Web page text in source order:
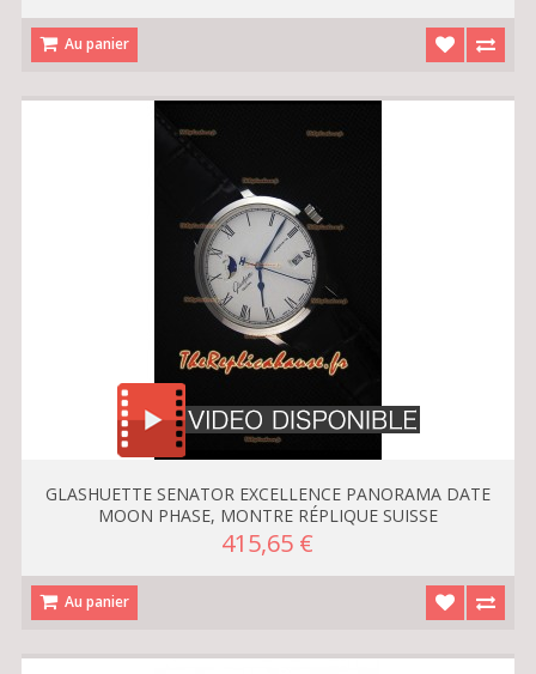
Au panier
GLASHUETTE SENATOR EXCELLENCE PANORAMA DATE
MOON PHASE, MONTRE RÉPLIQUE SUISSE
415,65 €
Au panier